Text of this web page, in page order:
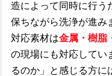
造によって同時に行う
保ちながら洗浄が進み
対応素材は金属・樹脂
の現場にも対応してい
るのか」と感じる方に